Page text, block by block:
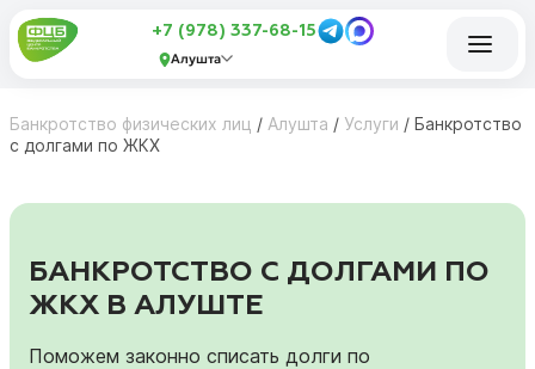
+7 (978) 337-68-15
Алушта
Банкротство физических лиц / Алушта / Услуги / Банкротство
с долгами по ЖКХ
БАНКРОТСТВО С ДОЛГАМИ ПО
ЖКХ В АЛУШТЕ
Поможем законно списать долги по